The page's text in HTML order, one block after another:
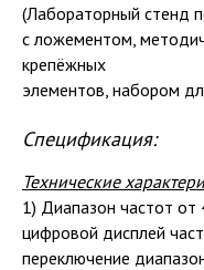
(Лабораторный стенд
с ложементом,
крепёжных
элементов, набором
Спецификация:
Технические
1) Диапазон частот от
цифровой дисплей
переключение